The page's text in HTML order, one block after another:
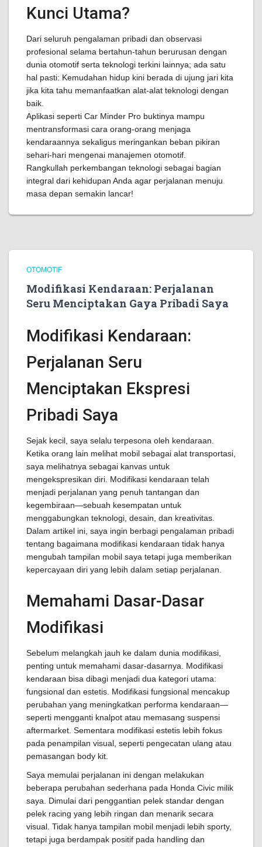
Kunci Utama?
Dari seluruh pengalaman pribadi dan observasi
profesional selama bertahun-tahun berurusan dengan
dunia otomotif serta teknologi terkini lainnya; ada satu
hal pasti: Kemudahan hidup kini berada di ujung jari kita
jika kita tahu memanfaatkan alat-alat teknologi dengan
baik.
Aplikasi seperti Car Minder Pro buktinya mampu
mentransformasi cara orang-orang menjaga
kendaraannya sekaligus meringankan beban pikiran
sehari-hari mengenai manajemen otomotif.
Rangkullah perkembangan teknologi sebagai bagian
integral dari kehidupan Anda agar perjalanan menuju
masa depan semakin lancar!
OTOMOTIF
Modifikasi Kendaraan: Perjalanan
Seru Menciptakan Gaya Pribadi Saya
Modifikasi Kendaraan:
Perjalanan Seru
Menciptakan Ekspresi
Pribadi Saya
Sejak kecil, saya selalu terpesona oleh kendaraan.
Ketika orang lain melihat mobil sebagai alat transportasi,
saya melihatnya sebagai kanvas untuk
mengekspresikan diri. Modifikasi kendaraan telah
menjadi perjalanan yang penuh tantangan dan
kegembiraan—sebuah kesempatan untuk
menggabungkan teknologi, desain, dan kreativitas.
Dalam artikel ini, saya ingin berbagi pengalaman pribadi
tentang bagaimana modifikasi kendaraan tidak hanya
mengubah tampilan mobil saya tetapi juga memberikan
kepercayaan diri yang lebih dalam setiap perjalanan.
Memahami Dasar-Dasar
Modifikasi
Sebelum melangkah jauh ke dalam dunia modifikasi,
penting untuk memahami dasar-dasarnya. Modifikasi
kendaraan bisa dibagi menjadi dua kategori utama:
fungsional dan estetis. Modifikasi fungsional mencakup
perubahan yang meningkatkan performa kendaraan—
seperti mengganti knalpot atau memasang suspensi
aftermarket. Sementara modifikasi estetis lebih fokus
pada penampilan visual, seperti pengecatan ulang atau
pemasangan body kit.
Saya memulai perjalanan ini dengan melakukan
beberapa perubahan sederhana pada Honda Civic milik
saya. Dimulai dari penggantian pelek standar dengan
pelek racing yang lebih ringan dan menarik secara
visual. Tidak hanya tampilan mobil menjadi lebih sporty,
tetapi juga berdampak positif pada handling dan